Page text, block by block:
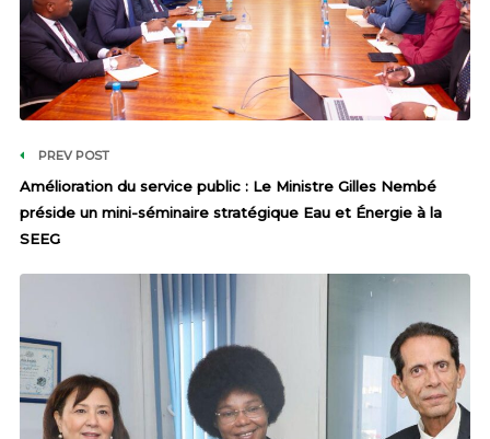
PREV POST
Amélioration du service public : Le Ministre Gilles Nembé
préside un mini-séminaire stratégique Eau et Énergie à la
SEEG